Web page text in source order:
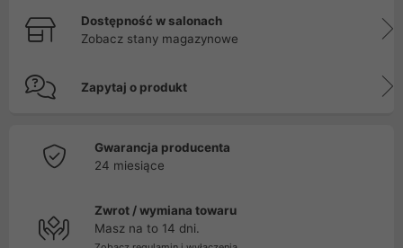
Dostępność w salonach
Zobacz stany magazynowe
Zapytaj o produkt
Gwarancja producenta
24 miesiące
Zwrot / wymiana towaru
Masz na to 14 dni.